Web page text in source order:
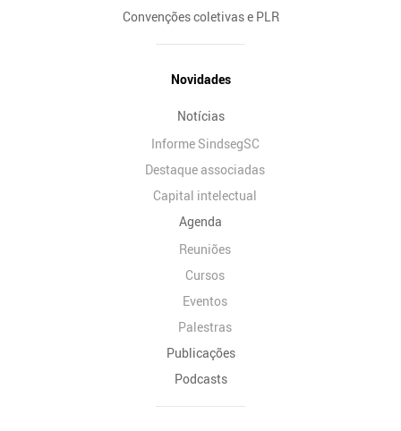
Convenções coletivas e PLR
Novidades
Notícias
Informe SindsegSC
Destaque associadas
Capital intelectual
Agenda
Reuniões
Cursos
Eventos
Palestras
Publicações
Podcasts